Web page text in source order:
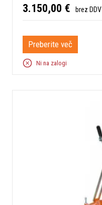
3.150,00 € brez DDV
Preberite več
Ni na zalogi